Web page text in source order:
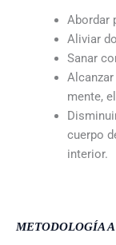
Abordar
Aliviar
Sanar
mente,
cuerpo
interior.
METODOLOGÍA